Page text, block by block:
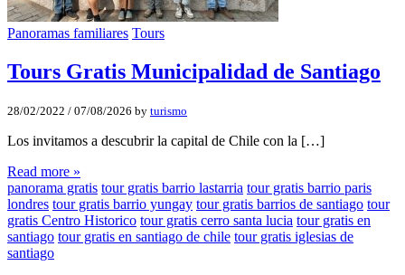
Panoramas familiares Tours
Tours Gratis Municipalidad de Santiago
28/02/2022 / 07/08/2026 by turismo
Los invitamos a descubrir la capital de Chile con la […]
Read more »
panorama gratis tour gratis barrio lastarria tour gratis barrio paris
londres tour gratis barrio yungay tour gratis barrios de santiago tour
gratis Centro Historico tour gratis cerro santa lucia tour gratis en
santiago tour gratis en santiago de chile tour gratis iglesias de
santiago